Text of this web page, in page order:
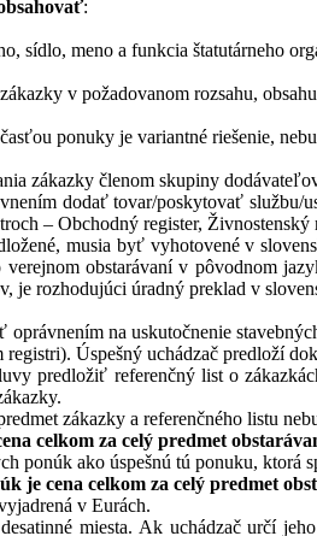
:
meno a funkcia štatutárneho
v požadovanom rozsahu,
ponuky je variantné riešenie,
zákazky členom skupiny
dodať tovar/poskytovať
– Obchodný register, Živnostenský
musia byť vyhotovené v
obstarávaní v pôvodnom
je rozhodujúci úradný preklad v
na uskutočnenie
Úspešný uchádzač predloží
predložiť referenčný list o
zákazky a referenčného listu
celkom za celý predmet
ponúk ako úspešnú tú ponuku,
je cena celkom za celý predmet
v Eurách.
miesta. Ak uchádzač určí